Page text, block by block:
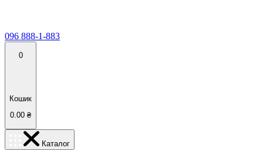
096 888-1-883
0
Кошик
0.00 ₴
Каталог